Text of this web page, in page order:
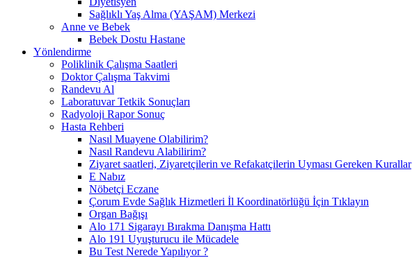
Sağlıklı Yaş Alma (YAŞAM) Merkezi
Anne ve Bebek
Bebek Dostu Hastane
Yönlendirme
Poliklinik Çalışma Saatleri
Doktor Çalışma Takvimi
Randevu Al
Laboratuvar Tetkik Sonuçları
Radyoloji Rapor Sonuç
Hasta Rehberi
Nasıl Muayene Olabilirim?
Nasıl Randevu Alabilirim?
Ziyaret saatleri, Ziyaretçilerin ve Refakatçilerin Uyması Gereken Kurallar
E Nabız
Nöbetçi Eczane
Çorum Evde Sağlık Hizmetleri İl Koordinatörlüğü İçin Tıklayın
Organ Bağışı
Alo 171 Sigarayı Bırakma Danışma Hattı
Alo 191 Uyuşturucu ile Mücadele
Bu Test Nerede Yapılıyor ?